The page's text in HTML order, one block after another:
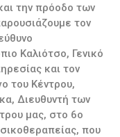
την πρόοδο των
τον
Καλιότσο, Γενικό
και τον
του Κέντρου,
Διευθυντή των
μας, στο 6ο
που